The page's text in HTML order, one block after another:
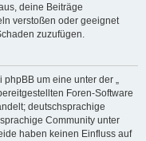
deine Beiträge
verstoßen oder geeignet
zuzufügen.
phpBB um eine unter der „
Foren-Software
deutschsprachige
Community unter
haben keinen Einfluss auf